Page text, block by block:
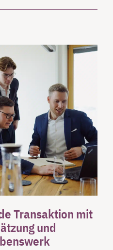
Transaktion mit
und